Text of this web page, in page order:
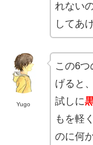
れない
してあ
Yugo
この6
げると
試しに
もを軽
のに何